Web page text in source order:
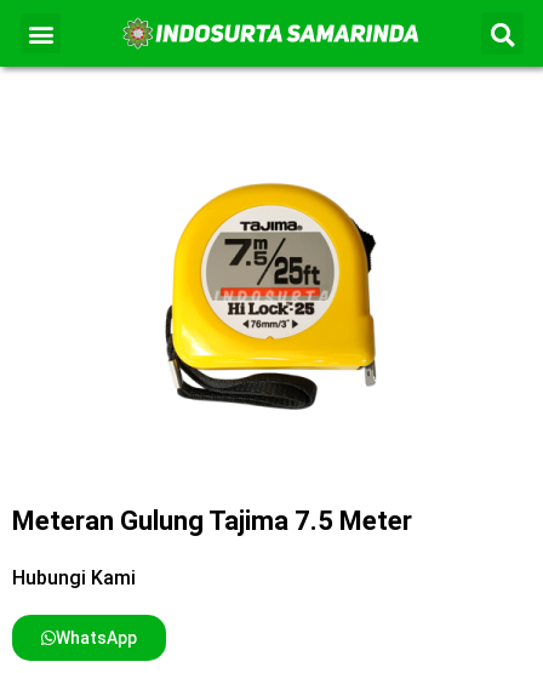
konten
Menu
Meteran Gulung Tajima 7.5 Meter
Hubungi Kami
WhatsApp